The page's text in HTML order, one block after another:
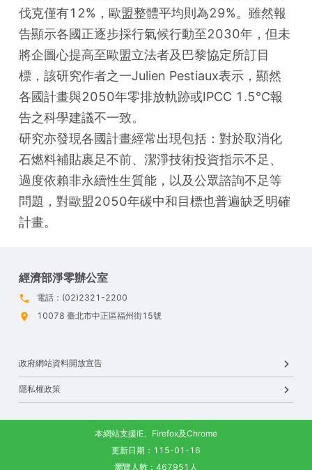
伐克僅有12%，歐盟整體平均則為29%。雖然報
告顯示各國正逐步採行氣候行動至2030年，但未
將企圖心提高至歐盟立法者及巴黎協定所訂目
標，該研究作者之一Julien Pestiaux表示，顯然
各國計畫與2050年零排放軌跡或IPCC 1.5℃報
告之科學建議不一致。
研究亦發現各國計畫經常出現包括：對於取消化
石燃料補貼裹足不前、潔淨技術投資指示不足、
過度依賴非永續性生質能，以及公眾諮詢不足等
問題，對歐盟2050年碳中和目標也普遍缺乏明確
計畫。
經濟部淨零辦公室
電話：(02)2321-2200
10078 臺北市中正區福州街15號
政府網站資料開放宣告
隱私權政策
本網站支援IE、Firefox及Chrome
更新日期：115-01-16
瀏覽人數：467951人